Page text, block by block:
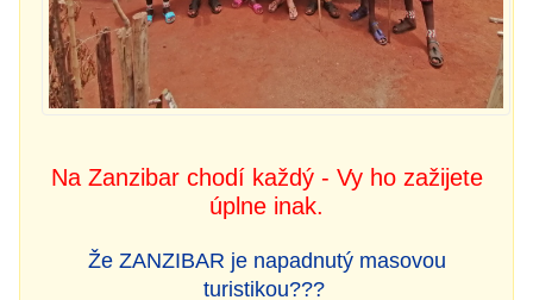
Na Zanzibar chodí každý - Vy ho zažijete
úplne inak.
Že ZANZIBAR je napadnutý masovou
turistikou???